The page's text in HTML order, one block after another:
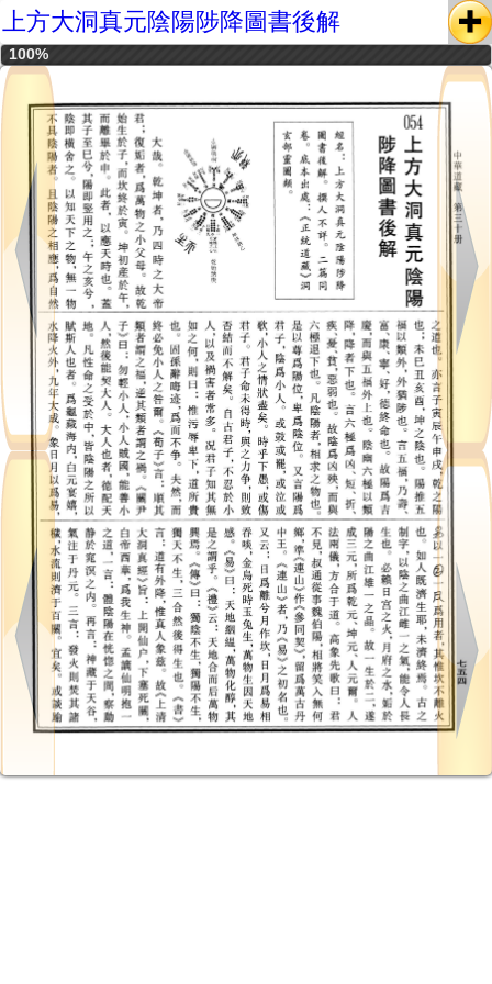
上方大洞真元陰陽陟降圖書後解
100%